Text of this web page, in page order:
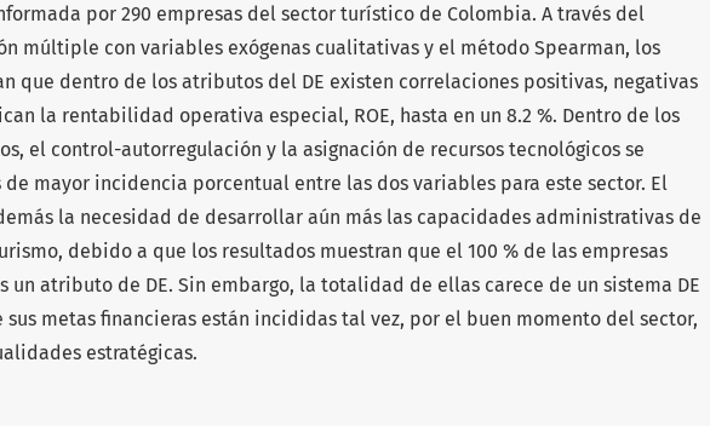
por 290 empresas del sector turístico de Colombia. A través del
múltiple con variables exógenas cualitativas y el método Spearman, los
que dentro de los atributos del DE existen correlaciones positivas, negativas
la rentabilidad operativa especial, ROE, hasta en un 8.2 %. Dentro de los
el control-autorregulación y la asignación de recursos tecnológicos se
de mayor incidencia porcentual entre las dos variables para este sector. El
la necesidad de desarrollar aún más las capacidades administrativas de
debido a que los resultados muestran que el 100 % de las empresas
un atributo de DE. Sin embargo, la totalidad de ellas carece de un sistema DE
metas financieras están incididas tal vez, por el buen momento del sector,
estratégicas.